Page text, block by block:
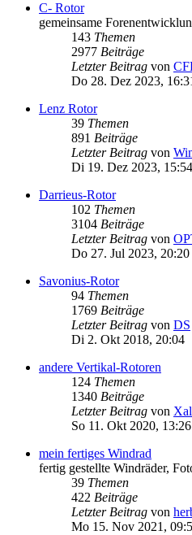
C- Rotor
gemeinsame
143 Themen
2977 Beiträge
Letzter Beitrag von
Do 28. Dez 2023,
Lenz Rotor
39 Themen
891 Beiträge
Letzter Beitrag von
Di 19. Dez 2023, 15:54
Darrieus-Rotor
102 Themen
3104 Beiträge
Letzter Beitrag von
Do 27. Jul 2023, 20:20
Savonius-Rotor
94 Themen
1769 Beiträge
Letzter Beitrag von DS
Di 2. Okt 2018, 20:04
andere Vertikal-Rotoren
124 Themen
1340 Beiträge
Letzter Beitrag von
So 11. Okt 2020, 13:26
mein fertiges Windrad
fertig gestellte Windräder,
39 Themen
422 Beiträge
Letzter Beitrag von
Mo 15. Nov 2021,